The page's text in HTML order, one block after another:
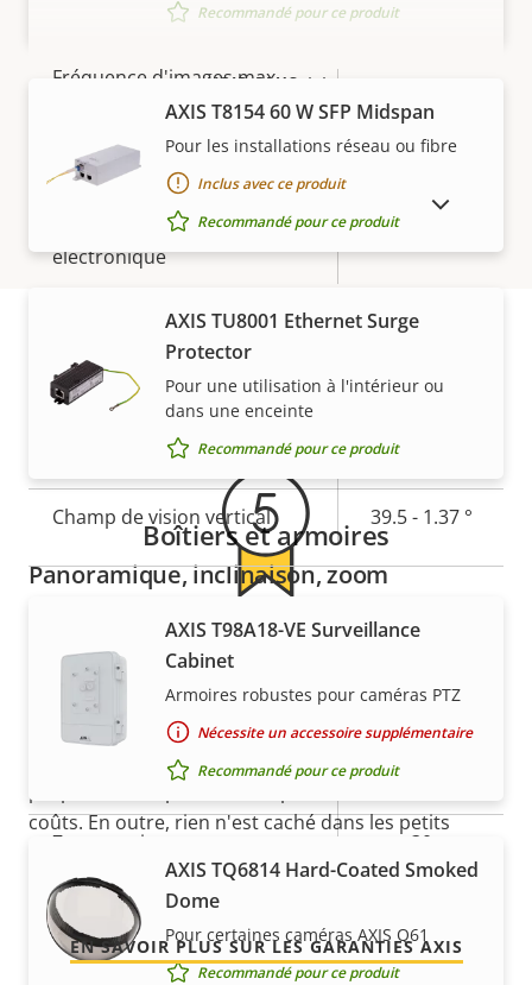
propriété
Valeur de
propriété
Résolution vidéo max. 1920x1080
Fréquence d'images max.
par seconde *
Fonction jour/nuit
Stabilisation d'image
électronique
Description
Valeur de
Distance focale
Champ de vision horizontal 66.7 - 2.36 °
Champ de vision vertical 39.5 - 1.37 °
Panoramique, inclinaison, zoom
de la
propriété
Valeur de
propriété
Portée panoramique 360 endless
Plage d'inclinaison +20 to -90
Ronde de contrôle
Zoom optique 30
Zoom numérique
Compression
VOIR PLUS
Recommandé pour ce produit
AXIS T8154 60 W SFP Midspan
Pour les installations réseau ou fibre
Inclus avec ce produit
Recommandé pour ce produit
AXIS TU8001 Ethernet Surge
Protector
Pour une utilisation à l'intérieur ou
dans une enceinte
Recommandé pour ce produit
Boîtiers et armoires
AXIS T98A18-VE Surveillance
Cabinet
Armoires robustes pour caméras PTZ
Nécessite un accessoire supplémentaire
Recommandé pour ce produit
AXIS TQ6814 Hard-Coated Smoked
Dome
Pour certaines caméras AXIS Q61
Recommandé pour ce produit
Garantie
5 ans de garantie pour plus
de tranquillité d'esprit
Notre nouvelle garantie de 5 ans offre des années de
coûts. En outre, rien n'est caché dans les petits
promettons.
EN SAVOIR PLUS SUR LES GARANTIES AXIS